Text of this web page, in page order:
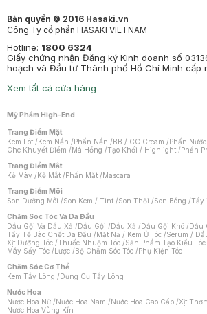
Bản quyền © 2016 Hasaki.vn
Công Ty cổ phần HASAKI VIETNAM
Hotline: 1800 6324
Giấy chứng nhận Đăng ký Kinh doanh số
hoạch và Đầu tư Thành phố Hồ Chí Minh cấp
Xem tất cả cửa hàng
Mỹ Phẩm High-End
Trang Điểm Mặt
Kem Lót /Kem Nền /Phấn Nền /BB / CC Cream /Phấn
Che Khuyết Điểm /Má Hồng /Tạo Khối / Highlight /Phấn
Trang Điểm Mắt
Kẻ Mày /Kẻ Mắt /Phấn Mắt /Mascara
Trang Điểm Môi
Son Dưỡng Môi /Son Kem / Tint /Son Thỏi /Son Bóng /Tẩy
Chăm Sóc Tóc Và Da Đầu
Dầu Gội Và Dầu Xả /Dầu Gội /Dầu Xả /Dầu Gội Khô /Dầu
Tẩy Tế Bào Chết Da Đầu /Mặt Nạ / Kem Ủ Tóc /Serum /
Xịt Dưỡng Tóc /Thuốc Nhuộm Tóc /Sản Phẩm Tạo Kiểu Tóc
Máy Sấy Tóc /Lược /Bộ Chăm Sóc Tóc /Phụ Kiện Tóc
Chăm Sóc Cơ Thể
Kem Tẩy Lông /Dụng Cụ Tẩy Lông
Nước Hoa
Nước Hoa Nữ /Nước Hoa Nam /Nước Hoa Cao Cấp /Xịt
Nước Hoa Vùng Kín